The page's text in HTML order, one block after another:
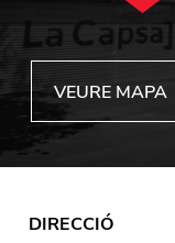
VEURE MAPA
DIRECCIÓ